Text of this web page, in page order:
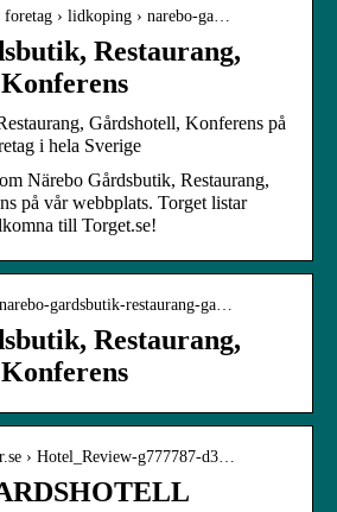
› lidkoping › narebo-ga…
Restaurang,
Gårdshotell, Konferens på
i hela Sverige
Närebo Gårdsbutik, Restaurang,
på vår webbplats. Torget listar
till Torget.se!
gardsbutik-restaurang-ga…
Restaurang,
› Hotel_Review-g777787-d3…